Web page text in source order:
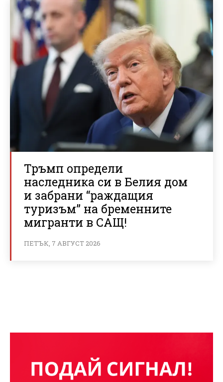
Тръмп определи
наследника си в Белия дом
и забрани “раждащия
туризъм” на бременните
мигранти в САЩ!
ПЕТЪК, 7 АВГУСТ 2026